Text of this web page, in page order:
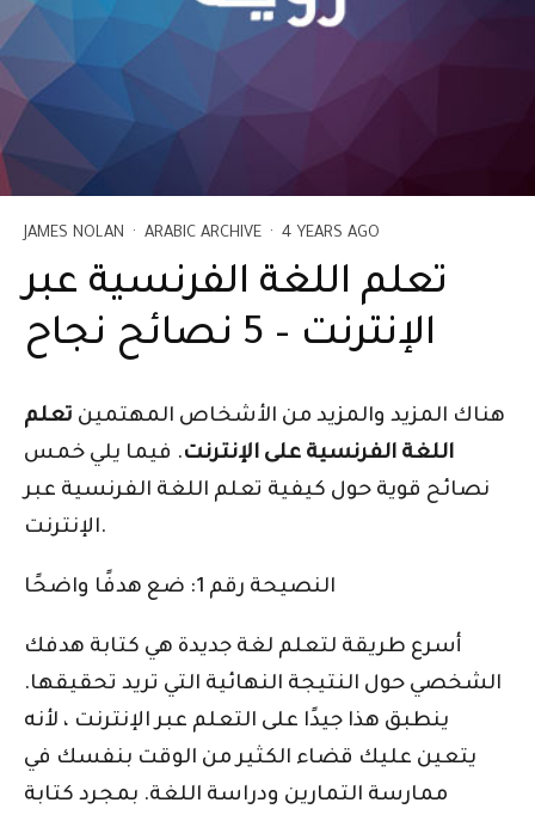
JAMES NOLAN · ARABIC ARCHIVE · 4 YEARS AGO
تعلم اللغة الفرنسية عبر
الإنترنت – 5 نصائح نجاح
هناك المزيد والمزيد من الأشخاص المهتمين تعلم
اللغة الفرنسية على الإنترنت. فيما يلي خمس
نصائح قوية حول كيفية تعلم اللغة الفرنسية عبر
الإنترنت.
النصيحة رقم 1: ضع هدفًا واضحًا
أسرع طريقة لتعلم لغة جديدة هي كتابة هدفك
الشخصي حول النتيجة النهائية التي تريد تحقيقها.
ينطبق هذا جيدًا على التعلم عبر الإنترنت ، لأنه
يتعين عليك قضاء الكثير من الوقت بنفسك في
ممارسة التمارين ودراسة اللغة. بمجرد كتابة